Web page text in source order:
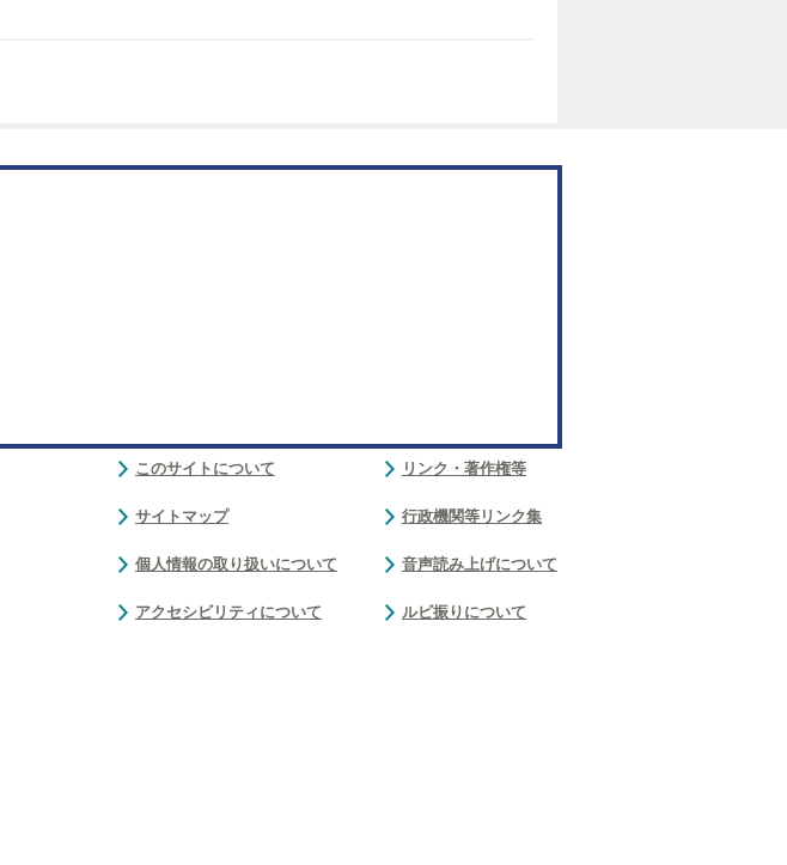
このサイトについて
サイトマップ
個人情報の取り扱いについて
アクセシビリティについて
リンク・著作権等
行政機関等リンク集
音声読み上げについて
ルビ振りについて